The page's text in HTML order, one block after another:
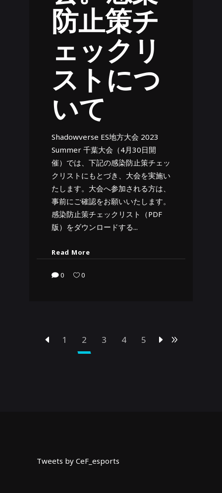
防止策チ
ェックリ
ストにつ
いて
Shadowverse ES地方大会 2023
Summer 千葉大会（4月30日開
催）では、下記の感染防止策チェッ
クリストにもとづき、大会を実施い
たします。大会へ参加される方は、
事前にご確認をお願いいたします。
感染防止策チェックリスト（PDF
版）をダウンロードする
Read More
0 0
1 2 3 4 5
Tweets by CeF_esports